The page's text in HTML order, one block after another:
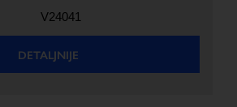
V24041
DETALJNIJE